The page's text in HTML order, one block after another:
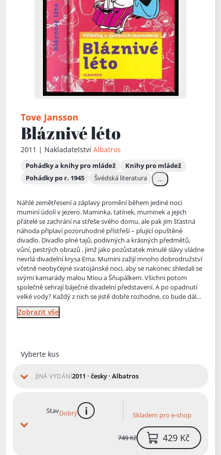
Tove Jansson
Bláznivé léto
2011 | Nakladatelství Albatros
Pohádky a knihy pro mládež
Knihy pro mládež
Pohádky po r. 1945
Švédská literatura ...
Náhlé zemětřesení a záplavy promění během jediné noci
muminí údolí v jezero. Maminka, tatínek, muminek a jejich
přátelé se zachrání na střeše svého domu, ale pak jim šťastná
náhoda připlaví pozoruhodné přístřeší – plující opuštěné
divadlo. Divadlo plné tajů, podivných a krásných předmětů,
vůní, pestrých obrazů , jimž jako pozůstatek minulé slávy vládne
nevrlá divadelní krysa Ema. Mumini zažijí mnoho dobrodružství
včetně neobyčejné svatojánské noci, aby se nakonec shledali se
svými kamarády malou Miou a Šňupálkem. Všichni potom
společně sehrají báječné divadelní představení. A po opadnutí
velké vody? Každý z nich se jistě dobře rozhodne, co bude dál…
Zobrazit vše
Vyberte kus
JINÁ VYDÁNÍ2011 · česky · Albatros
StavDobrý více informací Skladem pro e-shop
749 Kč 429 Kč